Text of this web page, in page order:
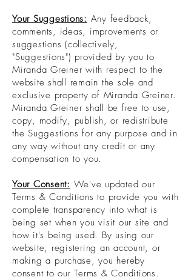
Your Suggestions: Any feedback,
comments, ideas, improvements or
suggestions (collectively,
"Suggestions") provided by you to
Miranda Greiner with respect to the
website shall remain the sole and
exclusive property of Miranda Greiner.
Miranda Greiner shall be free to use,
copy, modify, publish, or redistribute
the Suggestions for any purpose and in
any way without any credit or any
compensation to you.
Your Consent: We've updated our
Terms & Conditions to provide you with
complete transparency into what is
being set when you visit our site and
how it's being used. By using our
website, registering an account, or
making a purchase, you hereby
consent to our Terms & Conditions.